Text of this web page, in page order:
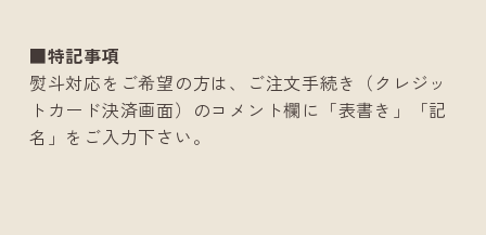
■特記事項
熨斗対応をご希望の方は、ご注文手続き（クレジッ
トカード決済画面）のコメント欄に「表書き」「記
名」をご入力下さい。